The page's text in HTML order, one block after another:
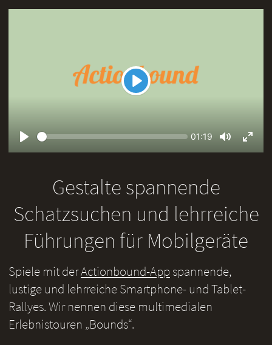
Play
Seek
Current
01:19
Mute
Gestalte spannende
Schatzsuchen und lehrreiche
Führungen für Mobilgeräte
Spiele mit derActionbound-Appspannende,
lustige und lehrreiche Smartphone- und Tablet-
Rallyes. Wir nennen diese multimedialen
Erlebnistouren „Bounds“.